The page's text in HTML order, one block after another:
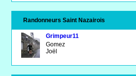
Randonneurs Saint Nazairois
Grimpeur11
Gomez
Joël